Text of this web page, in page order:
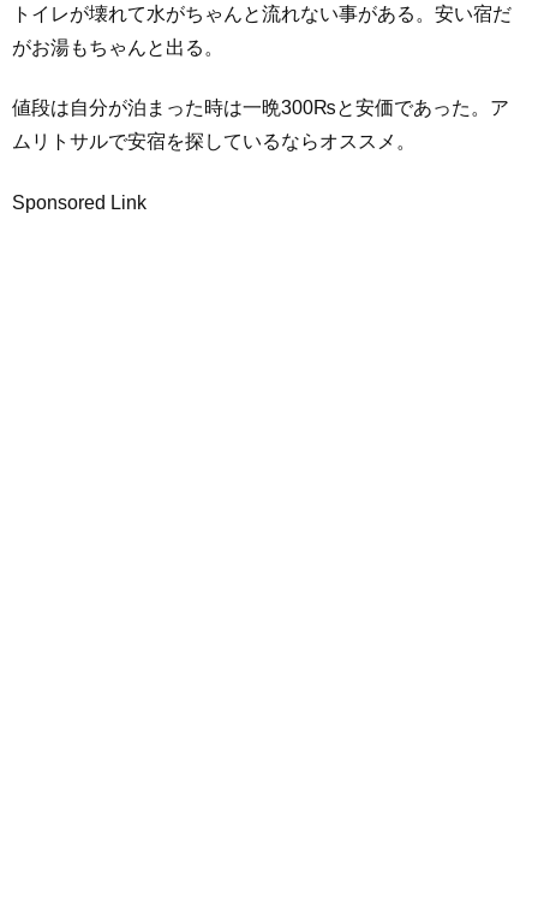
トイレが壊れて水がちゃんと流れない事がある。安い宿だ
がお湯もちゃんと出る。
値段は自分が泊まった時は一晩300₨と安価であった。ア
ムリトサルで安宿を探しているならオススメ。
Sponsored Link